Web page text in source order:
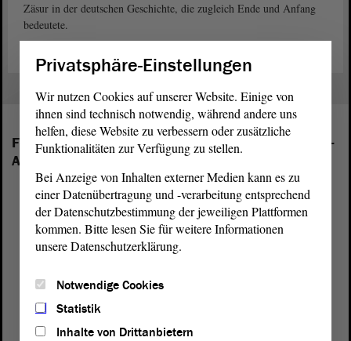
Zäsur in der deutschen Geschichte, die zugleich Ende und Anfang
bedeutete.
Folgende Fraktionen sind im Landtag von Sachsen-
Anhalt vertreten:
Privatsphäre-Einstellungen
Wir nutzen Cookies auf unserer Website. Einige von
ihnen sind technisch notwendig, während andere uns
helfen, diese Website zu verbessern oder zusätzliche
Funktionalitäten zur Verfügung zu stellen.
Bei Anzeige von Inhalten externer Medien kann es zu
einer Datenübertragung und -verarbeitung entsprechend
der Datenschutzbestimmung der jeweiligen Plattformen
kommen. Bitte lesen Sie für weitere Informationen
unsere Datenschutzerklärung.
Notwendige Cookies
Statistik
Inhalte von Drittanbietern